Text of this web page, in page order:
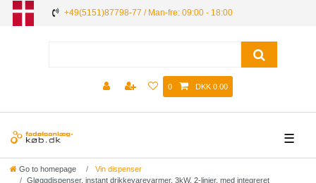
+49(5151)87798-77 / Man-fre: 09:00 - 18:00
0 DKK 0.00
☰
Go to homepage
Vin dispenser
Gløggdispenser, instant drikkevarevarmer, 3kW, 2-linjer, med integreret